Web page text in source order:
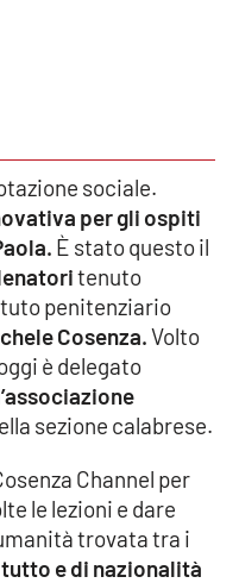
sociale.
per gli ospiti
È stato questo il
tenuto
penitenziario
Cosenza.Volto
è delegato
sezione calabrese.
Channel per
le lezioni e dare
trovata tra i
tutto e di nazionalità